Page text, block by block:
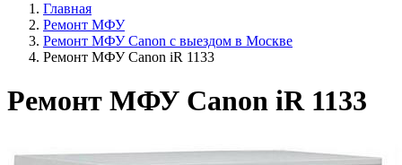
Главная
Ремонт МФУ
Ремонт МФУ Canon с выездом в Москве
Ремонт МФУ Canon iR 1133
Ремонт МФУ Canon iR 1133